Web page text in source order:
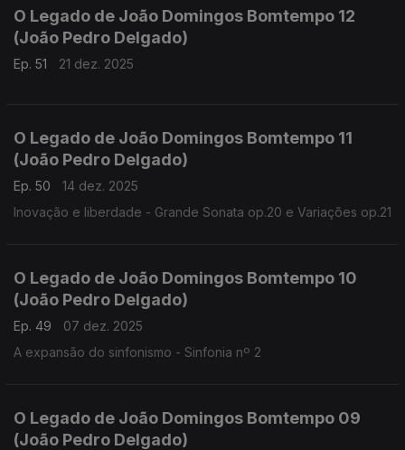
O Legado de João Domingos Bomtempo 12
(João Pedro Delgado)
Ep. 51 21 dez. 2025
O Legado de João Domingos Bomtempo 11
(João Pedro Delgado)
Ep. 50
14 dez. 2025
Inovação e liberdade - Grande Sonata op.20 e Variações op.21
O Legado de João Domingos Bomtempo 10
(João Pedro Delgado)
Ep. 49
07 dez. 2025
A expansão do sinfonismo - Sinfonia nº 2
O Legado de João Domingos Bomtempo 09
(João Pedro Delgado)